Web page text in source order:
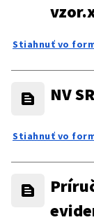
Stiahnuť vo
NV
Stiahnuť vo